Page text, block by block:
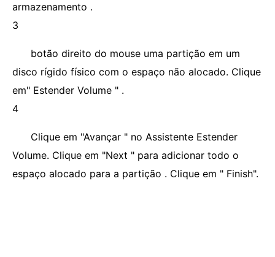
armazenamento .
3
botão direito do mouse uma partição em um
disco rígido físico com o espaço não alocado. Clique
em" Estender Volume " .
4
Clique em "Avançar " no Assistente Estender
Volume. Clique em "Next " para adicionar todo o
espaço alocado para a partição . Clique em " Finish".